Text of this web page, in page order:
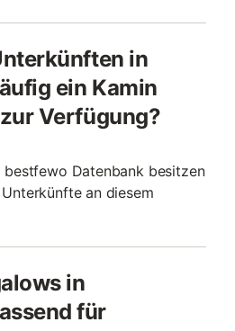
in
ein Kamin
Verfügung?
bestfewo Datenbank besitzen
an diesem
in
für